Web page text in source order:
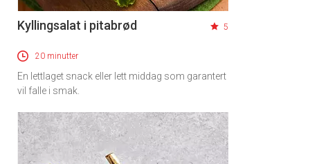
Kyllingsalat i pitabrød 5
20 minutter
En lettlaget snack eller lett middag som garantert
vil falle i smak.